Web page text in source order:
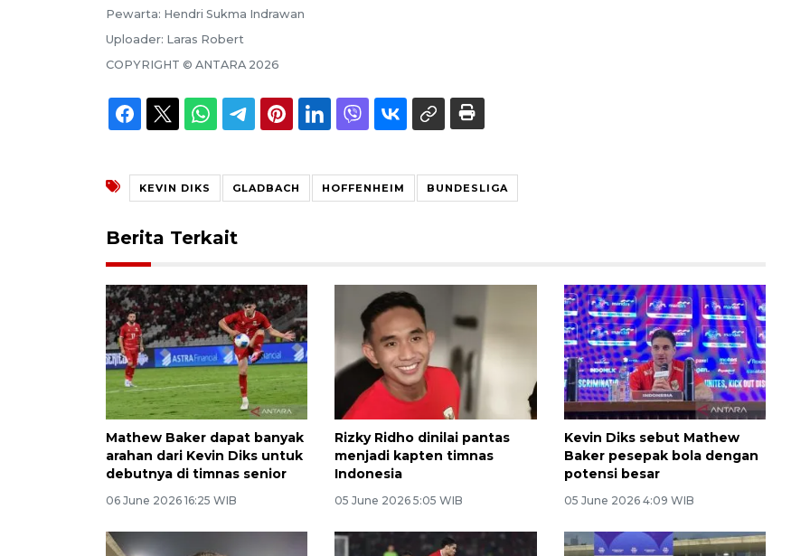
Pewarta: Hendri Sukma Indrawan
Uploader: Laras Robert
COPYRIGHT © ANTARA 2026
KEVIN DIKS GLADBACH HOFFENHEIM BUNDESLIGA
Berita Terkait
Mathew Baker dapat banyak
arahan dari Kevin Diks untuk
debutnya di timnas senior
06 June 2026 16:25 WIB
Rizky Ridho dinilai pantas
menjadi kapten timnas
Indonesia
05 June 2026 5:05 WIB
Kevin Diks sebut Mathew
Baker pesepak bola dengan
potensi besar
05 June 2026 4:09 WIB